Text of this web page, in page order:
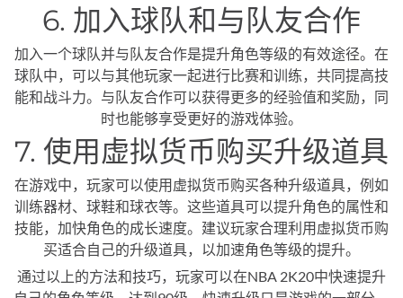
6. 加入球队和与队友合作
加入一个球队并与队友合作是提升角色等级的有效途径。在
球队中，可以与其他玩家一起进行比赛和训练，共同提高技
能和战斗力。与队友合作可以获得更多的经验值和奖励，同
时也能够享受更好的游戏体验。
7. 使用虚拟货币购买升级道具
在游戏中，玩家可以使用虚拟货币购买各种升级道具，例如
训练器材、球鞋和球衣等。这些道具可以提升角色的属性和
技能，加快角色的成长速度。建议玩家合理利用虚拟货币购
买适合自己的升级道具，以加速角色等级的提升。
通过以上的方法和技巧，玩家可以在NBA 2K20中快速提升